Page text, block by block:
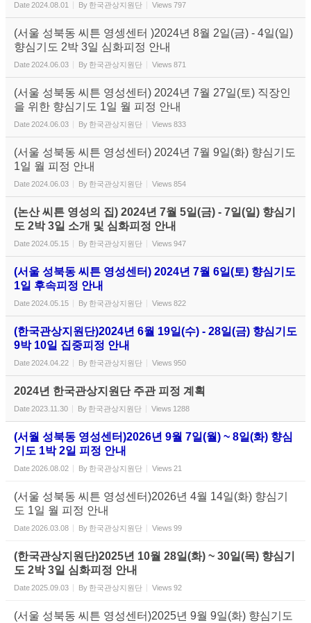
Date2024.08.01 By 한국관상지원단 Views 797
(서울 성북동 씨튼 영셍센터 )2024년 8월 2일(금) - 4일(일)
향심기도 2박 3일 심화피정 안내
Date2024.06.03 By 한국관상지원단 Views 871
(서울 성북동 씨튼 영성센터) 2024년 7월 27일(토) 직장인
을 위한 향심기도 1일 월 피정 안내
Date2024.06.03 By 한국관상지원단 Views 833
(서울 성북동 씨튼 영성센터) 2024년 7월 9일(화) 향심기도
1일 월 피정 안내
Date2024.06.03 By 한국관상지원단 Views 854
(논산 씨튼 영성의 집) 2024년 7월 5일(금) - 7일(일) 향심기
도 2박 3일 소개 및 심화피정 안내
Date2024.05.15 By 한국관상지원단 Views 947
(서울 성북동 씨튼 영성센터) 2024년 7월 6일(토) 향심기도
1일 후속피정 안내
Date2024.05.15 By 한국관상지원단 Views 822
(한국관상지원단)2024년 6월 19일(수) - 28일(금) 향심기도
9박 10일 집중피정 안내
Date2024.04.22 By 한국관상지원단 Views 950
2024년 한국관상지원단 주관 피정 계획
Date2023.11.30 By 한국관상지원단 Views 1288
(서월 성북동 영성센터)2026년 9월 7일(월) ~ 8일(화) 향심
기도 1박 2일 피정 안내
Date2026.08.02 By 한국관상지원단 Views 21
(서울 성북동 씨튼 영성센터)2026년 4월 14일(화) 향심기
도 1일 월 피정 안내
Date2026.03.08 By 한국관상지원단 Views 99
(한국관상지원단)2025년 10월 28일(화) ~ 30일(목) 향심기
도 2박 3일 심화피정 안내
Date2025.09.03 By 한국관상지원단 Views 92
(서울 성북동 씨튼 영성센터)2025년 9월 9일(화) 향심기도